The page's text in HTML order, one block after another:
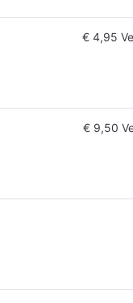
€ 4,95
€ 9,50